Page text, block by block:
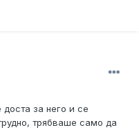
за него и се
трябваше само да